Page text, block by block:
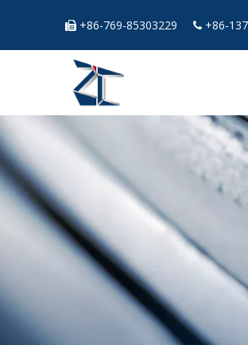
 +86-769-85303229  +86-